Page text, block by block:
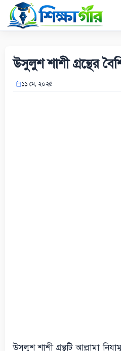
Skip
content
উসুলুশ শাশী গ্রন্থের
১১ মে, ২০২৫
উসূলুশ শাশী গ্রন্থটি আল্লামা